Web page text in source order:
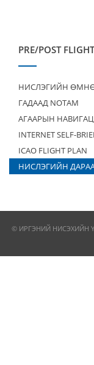
PRE/POST
НИСЛЭГИЙН
ГАДААД NOTAM
АГААРЫН
INTERNET SELF-
ICAO FLIGHT PLAN
НИСЛЭГИЙН
© ИРГЭНИЙ НИСЭХИЙН